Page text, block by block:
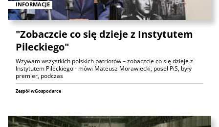
INFORMACJE
"Zobaczcie co się dzieje z Instytutem
Pileckiego"
Wzywam wszystkich polskich patriotów – zobaczcie co się dzieje z
Instytutem Pileckiego - mówi Mateusz Morawiecki, poseł PiS, były
premier, podczas
Zespół wGospodarce